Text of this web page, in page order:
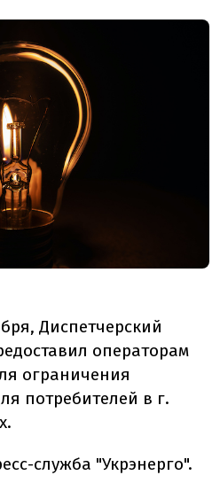
Диспетчерский
операторам
ограничения
потребителей в г.
служба "Укрэнерго".